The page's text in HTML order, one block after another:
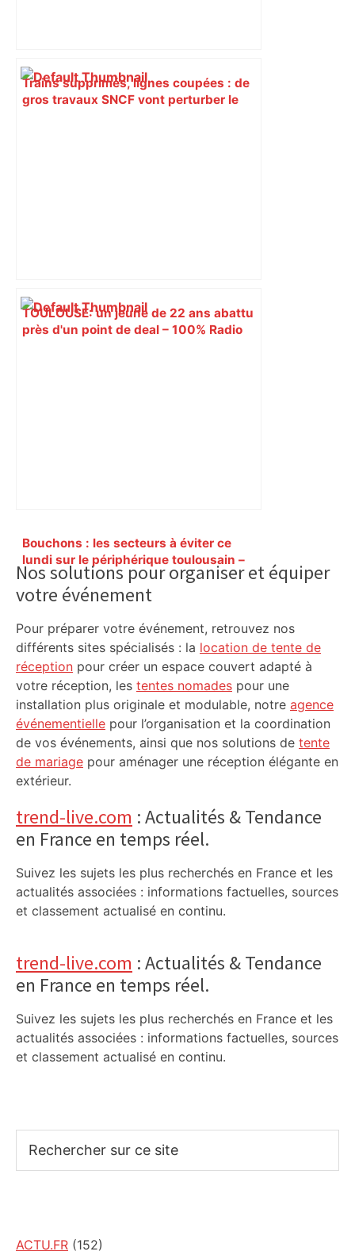
Trains supprimés, lignes coupées : de
gros travaux SNCF vont perturber le
TOULOUSE: un jeune de 22 ans abattu
près d'un point de deal – 100% Radio
Bouchons : les secteurs à éviter ce
lundi sur le périphérique toulousain –
ladepeche.fr
Primary
Sidebar
Nos solutions pour organiser et équiper
votre événement
Pour préparer votre événement, retrouvez nos
différents sites spécialisés : la location de tente de
réception pour créer un espace couvert adapté à
votre réception, les tentes nomades pour une
installation plus originale et modulable, notre agence
événementielle pour l’organisation et la coordination
de vos événements, ainsi que nos solutions de tente
de mariage pour aménager une réception élégante en
extérieur.
trend-live.com : Actualités & Tendance
en France en temps réel.
Suivez les sujets les plus recherchés en France et les
actualités associées : informations factuelles, sources
et classement actualisé en continu.
trend-live.com : Actualités & Tendance
en France en temps réel.
Suivez les sujets les plus recherchés en France et les
actualités associées : informations factuelles, sources
et classement actualisé en continu.
sur
ACTU.FR (152)